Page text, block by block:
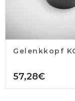
Gelenkkopf
57,28€